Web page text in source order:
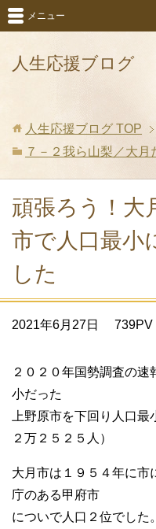
人生応援ブログ
メニュー
人生応援ブログ TOP
７－２我ら山梨／大月
頑張ろう！
市で人口最小
した
2021年6月27日 739PV
２０２０年国勢調査の
小だった
上野原市を下回り人口
２万２５２５人）
大月市は１９５４年に市
庁のある甲府市
についで人口２位でした。